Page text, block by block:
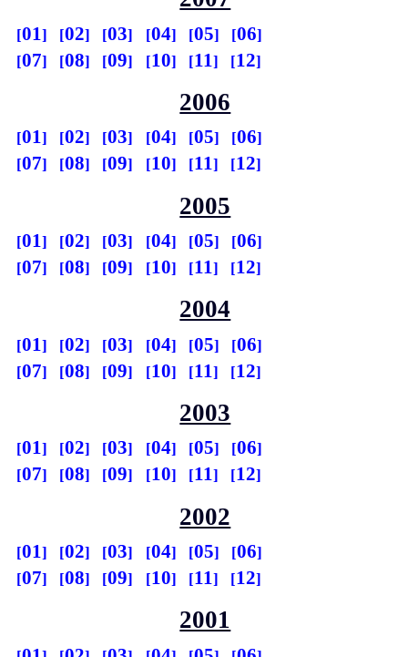
01 02 03 04 05
06
07
08 09 10 11 12
2006
01 02 03 04 05
06
07
08 09 10 11 12
2005
01 02 03 04 05
06
07
08 09 10 11 12
2004
01 02 03 04 05
06
07
08 09 10 11 12
2003
01 02 03 04 05
06
07
08 09 10 11 12
2002
01 02 03 04 05
06
07
08 09 10 11 12
2001